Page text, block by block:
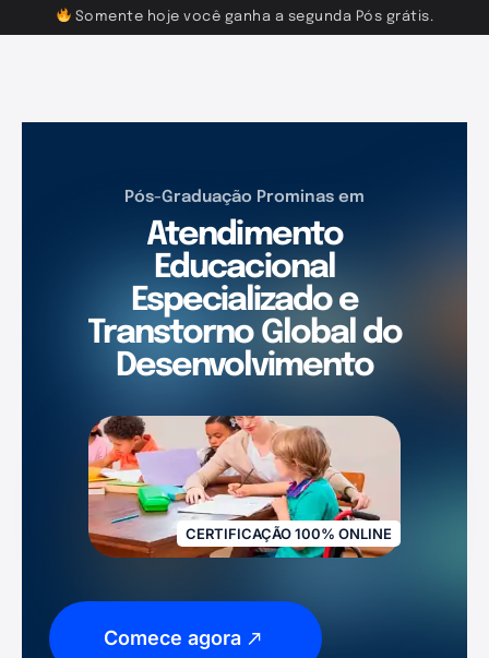
Somente hoje você ganha a segunda Pós grátis.
Pós-Graduação Prominas em
Atendimento
Educacional
Especializado e
Transtorno Global do
Desenvolvimento
CERTIFICAÇÃO 100% ONLINE
Comece agora